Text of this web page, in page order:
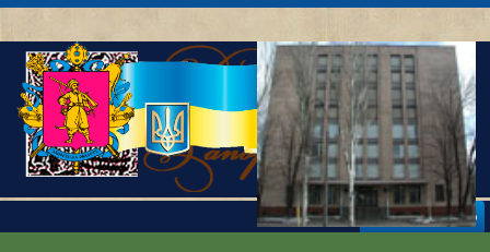
Раскрыть меню